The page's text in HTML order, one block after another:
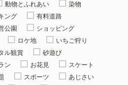
動物とふれあい
染物
ング
有料道路
公園
ショッピング
ロケ地
いちご狩り
ル観賞
砂遊び
ン お花見
スケート
スポーツ
あじさい